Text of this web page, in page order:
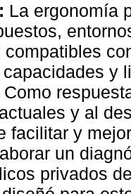
La ergonomía
compatibles
y
y al
facilitar y
un
privados